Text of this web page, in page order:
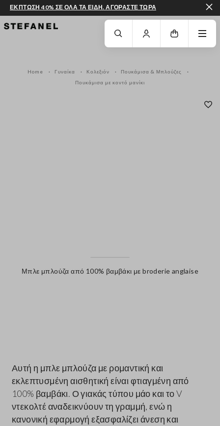
ΜΕΤΆΒΑΣΗ ΣΤΟ ΚΎΡΙΟ ΠΕΡΙΕΧΌΜΕΝΟΚΑΤΕΒΕΊΤΕ ΣΤΟ ΚΆΤΩ ΜΈΡΟΣ
ΕΚΠΤΩΣΗ 40% ΣΕ ΟΛΑ ΤΑ ΕΙΔΗ. ΑΓΟΡΑΣΤΕ ΤΩΡΑ
Home Γυναίκα Κολεξιόν
Πουκάμισα & Μπλούζες
Πουκάμισα με κοντό μανίκι
Μπλε μπλούζα από 100% βαμβάκι με broderie anglaise
Αυτή η μπλε μπλούζα με ρομαντική και
εκλεπτυσμένη αισθητική είναι φτιαγμένη από
100% βαμβάκι. Ο γιακάς τύπου μάο και το V
ντεκολτέ αναδεικνύουν τη γραμμή, ενώ η
κανονική εφαρμογή εξασφαλίζει άνεση και